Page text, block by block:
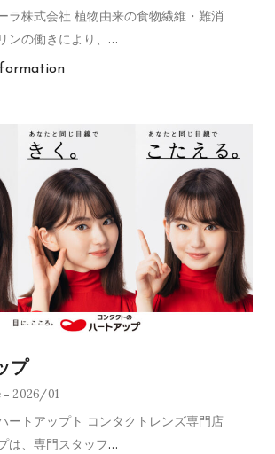
ラ株式会社 植物由来の食物繊維・難消
ンの働きにより、 …
プ
2026/01
ートアップト コンタクトレンズ専門店
は、専門スタッフ…